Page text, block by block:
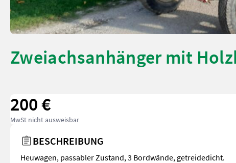
Zweiachsanhänger mit
200 €
MwSt nicht ausweisbar
BESCHREIBUNG
Heuwagen, passabler Zustand, 3 Bordwände, getreidedicht.